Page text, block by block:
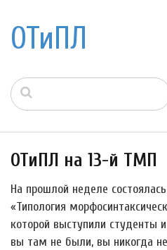
ОТиПЛ
ОТиПЛ на 13-й ТМП
На прошлой неделе
«Типология
которой выступили студенты
вы там не были, вы никогда